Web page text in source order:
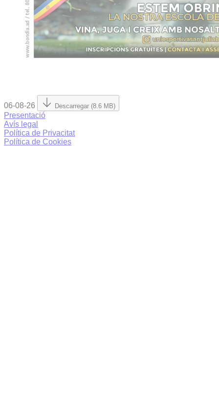
06-08-26 Descarregar (8.6 MB)
Presentació
Avís legal
Política de Privacitat
Política de Cookies